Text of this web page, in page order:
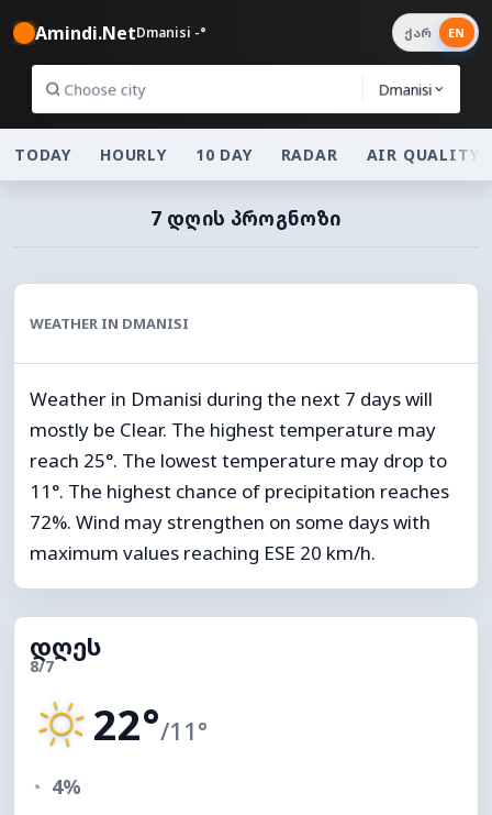
Amindi.NetDmanisi -°
Dmanisi
ქარ EN
TODAY HOURLY 10 DAY RADAR AIR QUALITY
7 ᲓᲦᲘᲡ ᲞᲠᲝᲒᲜᲝᲖᲘ
WEATHER IN DMANISI
Weather in Dmanisi during the next 7 days will
mostly be Clear. The highest temperature may
reach 25°. The lowest temperature may drop to
11°. The highest chance of precipitation reaches
72%. Wind may strengthen on some days with
maximum values reaching ESE 20 km/h.
დღეს
8/7
22°/11°
◔ 4%